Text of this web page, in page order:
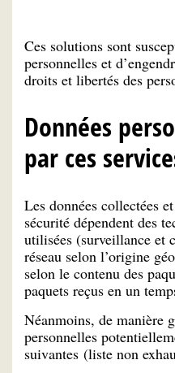
Ces solutions sont
personnelles et
droits et libertés des
Données
par ces
Les données collectées
sécurité dépendent des
utilisées (surveillance et
réseau selon l’origine
selon le contenu des
paquets reçus en un
Néanmoins, de manière
personnelles
suivantes (liste non